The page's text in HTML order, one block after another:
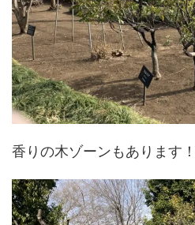
香りの木ゾーンもあります！